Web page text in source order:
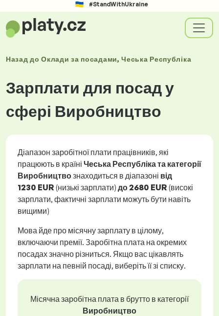
#StandWithUkraine
Назад доОкладиза посадами, Чеська Республіка
Зарплати для посад у
сфері Виробництво
Діапазон заробітної плати працівників, які
працюють в країні Чеська Республіка та категорії
Виробництвознаходиться в діапазоні від
1230 EUR (низькі зарплати) до2680 EUR (високі
зарплати, фактичні зарплати можуть бути навіть
вищими)
Мова йде про місячну зарплату в цілому,
включаючи премії. Заробітна плата на окремих
посадах значно різниться. Якщо вас цікавлять
зарплати на певній посаді, виберіть її зі списку.
Місячна заробітна плата в брутто в категорії
Виробництво